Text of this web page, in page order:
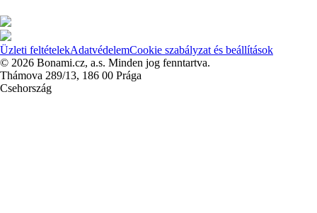
Üzleti feltételekAdatvédelemCookie szabályzat és beállítások
© 2026 Bonami.cz, a.s. Minden jog fenntartva.
Thámova 289/13, 186 00 Prága
Csehország